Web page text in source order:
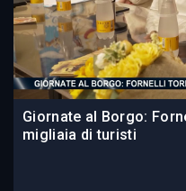
Giornate al Borgo:
migliaia di turisti